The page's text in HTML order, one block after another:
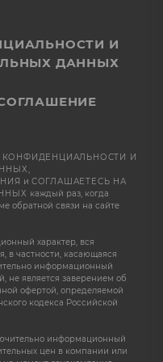
И
ДАННЫХ
И
,
и СОГЛАШАЕТЕСЬ НА
каждый раз, когда
обратной связи на сайте
характер, вся
в частности, касающаяся
информационный
не является заверением об
офертой, определяемой
кодекса Российской
информационный
цен в компании или